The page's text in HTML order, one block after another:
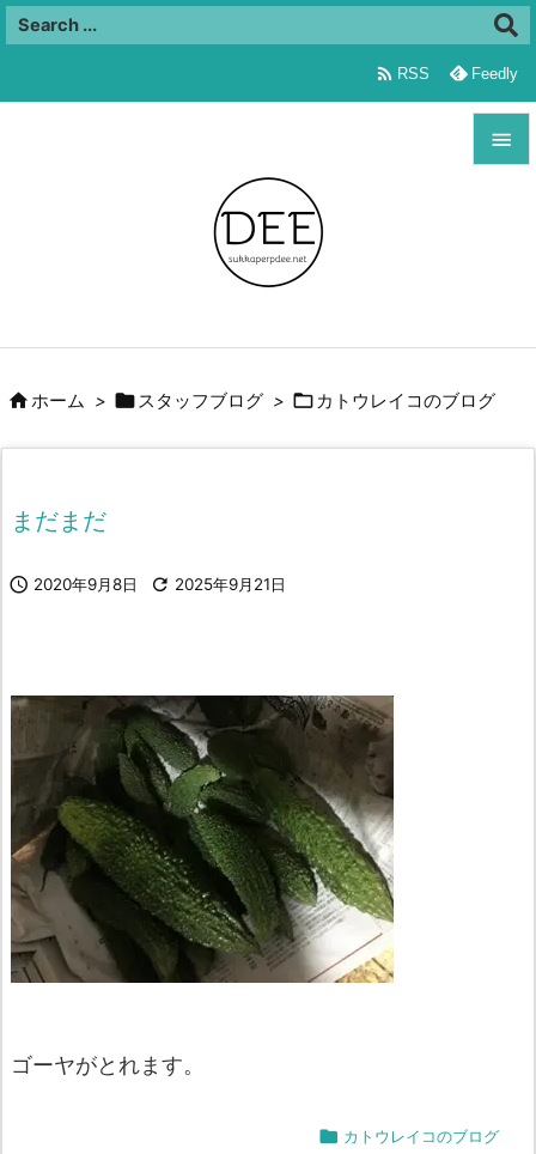

前へ


 RSS Feedly
ホーム > スタッフブログ >  カトウレイコのブログ
まだまだ
 2020年9月8日  2025年9月21日
ゴーヤがとれます。
 カトウレイコのブログ